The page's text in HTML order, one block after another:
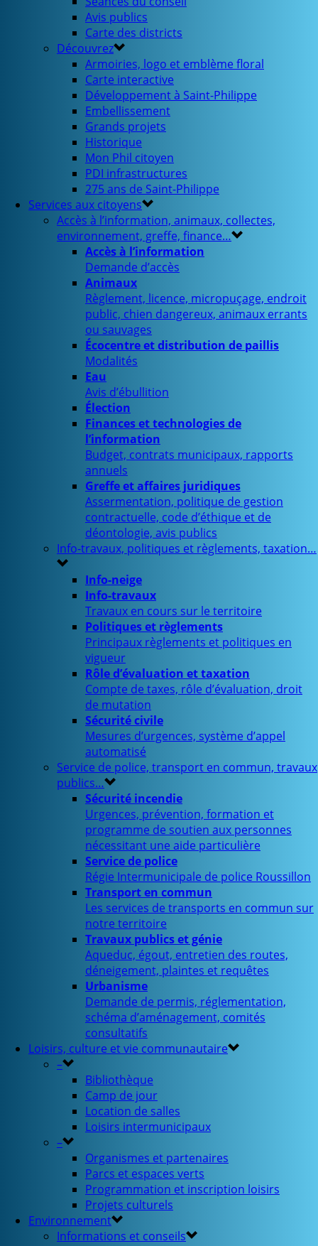
Avis publics
Carte des districts
Découvrez
Armoiries, logo et emblème floral
Carte interactive
Développement à Saint-Philippe
Embellissement
Grands projets
Historique
Mon Phil citoyen
PDI infrastructures
275 ans de Saint-Philippe
Services aux citoyens
Accès à l’information, animaux, collectes,
environnement, greffe, finance…
Accès à l’information
Demande d’accès
Animaux
Règlement, licence, micropuçage, endroit
public, chien dangereux, animaux errants
ou sauvages
Écocentre et distribution de paillis
Modalités
Eau
Avis d’ébullition
Élection
Finances et technologies de
l’information
Budget, contrats municipaux, rapports
annuels
Greffe et affaires juridiques
Assermentation, politique de gestion
contractuelle, code d’éthique et de
déontologie, avis publics
Info-travaux, politiques et règlements, taxation…
Info-neige
Info-travaux
Travaux en cours sur le territoire
Politiques et règlements
Principaux règlements et politiques en
vigueur
Rôle d’évaluation et taxation
Compte de taxes, rôle d’évaluation, droit
de mutation
Sécurité civile
Mesures d’urgences, système d’appel
automatisé
Service de police, transport en commun, travaux
publics…
Sécurité incendie
Urgences, prévention, formation et
programme de soutien aux personnes
nécessitant une aide particulière
Service de police
Régie Intermunicipale de police Roussillon
Transport en commun
Les services de transports en commun sur
notre territoire
Travaux publics et génie
Aqueduc, égout, entretien des routes,
déneigement, plaintes et requêtes
Urbanisme
Demande de permis, réglementation,
schéma d’aménagement, comités
consultatifs
Loisirs, culture et vie communautaire
–
Bibliothèque
Camp de jour
Location de salles
Loisirs intermunicipaux
–
Organismes et partenaires
Parcs et espaces verts
Programmation et inscription loisirs
Projets culturels
Environnement
Informations et conseils